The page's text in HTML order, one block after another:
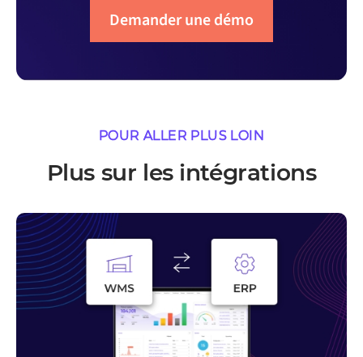
Demander une démo
POUR ALLER PLUS LOIN
Plus sur les intégrations